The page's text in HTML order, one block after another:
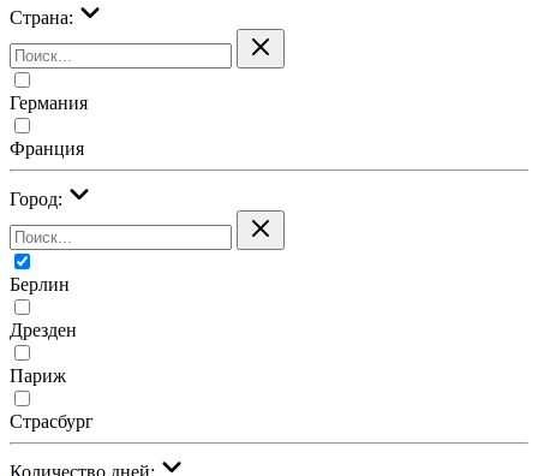
Страна:
Германия
Франция
Город:
Берлин
Дрезден
Париж
Страсбург
Количество дней: